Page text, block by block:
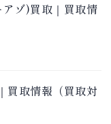
ゾ)買取｜買取情
買取情報（買取対